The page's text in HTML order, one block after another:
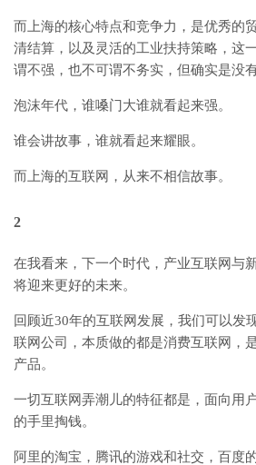
而上海的核心特点和竞争力，是优秀的
清结算，以及灵活的工业扶持策略，这
谓不强，也不可谓不务实，但确实是没有
泡沫年代，谁嗓门大谁就看起来强。
谁会讲故事，谁就看起来耀眼。
而上海的互联网，从来不相信故事。
2
在我看来，下一个时代，产业互联网与
将迎来更好的未来。
回顾近30年的互联网发展，我们可以发
联网公司，本质做的都是消费互联网，
产品。
一切互联网弄潮儿的特征都是，面向用
的手里掏钱。
阿里的淘宝，腾讯的游戏和社交，百度